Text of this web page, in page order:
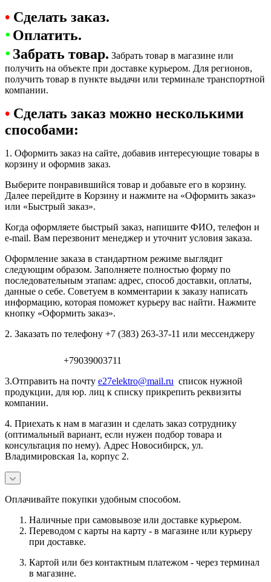
• Сделать заказ.
• Оплатить.
• Забрать товар. Забрать товар в магазине или
получить на объекте при доставке курьером. Для регионов,
получить товар в пункте выдачи или терминале транспортной
компании.
• Сделать заказ можно несколькими
способами:
1. Оформить заказ на сайте, добавив интересующие товары в
корзину и оформив заказ.
Выберите понравившийся товар и добавьте его в корзину.
Далее перейдите в Корзину и нажмите на «Оформить заказ»
или «Быстрый заказ».
Когда оформляете быстрый заказ, напишите ФИО, телефон и
e-mail. Вам перезвонит менеджер и уточнит условия заказа.
Оформление заказа в стандартном режиме выглядит
следующим образом. Заполняете полностью форму по
последовательным этапам: адрес, способ доставки, оплаты,
данные о себе. Советуем в комментарии к заказу написать
информацию, которая поможет курьеру вас найти. Нажмите
кнопку «Оформить заказ».
2. Заказать по телефону +7 (383) 263-37-11 или мессенджеру
+79039003711
3.Отправить на почту e27elektro@mail.ru список нужной
продукции, для юр. лиц к списку прикрепить реквизиты
компании.
4. Приехать к нам в магазин и сделать заказ сотруднику
(оптимальный вариант, если нужен подбор товара и
консультация по нему). Адрес Новосибирск, ул.
Владимировская 1а, корпус 2.
Оплачивайте покупки удобным способом.
Наличные при самовывозе или доставке курьером.
Переводом с карты на карту - в магазине или курьеру
при доставке.
Картой или без контактным платежом - через терминал
в магазине.